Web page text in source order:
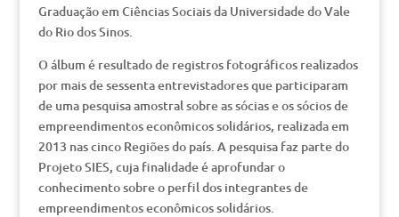
Graduação em Ciências Sociais da Universidade do Vale
do Rio dos Sinos.
O álbum é resultado de registros fotográficos realizados
por mais de sessenta entrevistadores que participaram
de uma pesquisa amostral sobre as sócias e os sócios de
empreendimentos econômicos solidários, realizada em
2013 nas cinco Regiões do país. A pesquisa faz parte do
Projeto SIES, cuja finalidade é aprofundar o
conhecimento sobre o perfil dos integrantes de
empreendimentos econômicos solidários.